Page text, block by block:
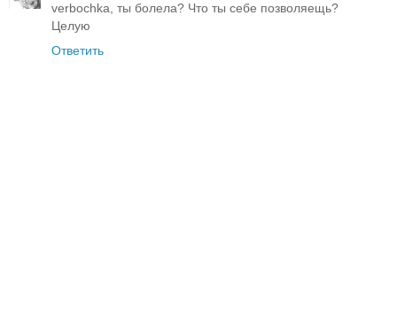
verbochka, ты болела? Что ты себе позволяещь?
Целую
Ответить